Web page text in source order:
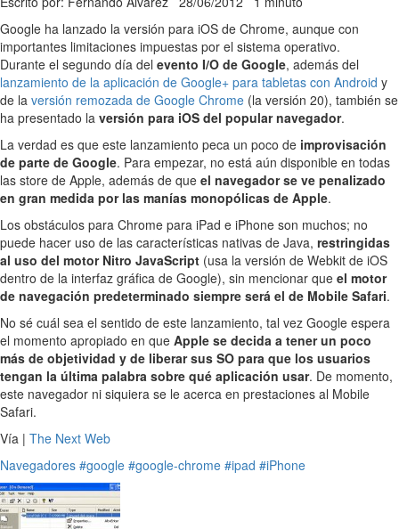
Google ha lanzado la versión para iOS de Chrome, aunque con
importantes limitaciones impuestas por el sistema operativo.
Durante el segundo día del evento I/O de Google, además del
lanzamiento de la aplicación de Google+ para tabletas con Android y
de la versión remozada de Google Chrome (la versión 20), también se
ha presentado la versión para iOS del popular navegador.
La verdad es que este lanzamiento peca un poco de improvisación
de parte de Google. Para empezar, no está aún disponible en todas
las store de Apple, además de que el navegador se ve penalizado
en gran medida por las manías monopólicas de Apple.
Los obstáculos para Chrome para iPad e iPhone son muchos; no
puede hacer uso de las características nativas de Java, restringidas
al uso del motor Nitro JavaScript (usa la versión de Webkit de iOS
dentro de la interfaz gráfica de Google), sin mencionar que el motor
de navegación predeterminado siempre será el de Mobile Safari.
No sé cuál sea el sentido de este lanzamiento, tal vez Google espera
el momento apropiado en que Apple se decida a tener un poco
más de objetividad y de liberar sus SO para que los usuarios
tengan la última palabra sobre qué aplicación usar. De momento,
este navegador ni siquiera se le acerca en prestaciones al Mobile
Safari.
Vía | The Next Web
Navegadores #google #google-chrome #ipad #iPhone